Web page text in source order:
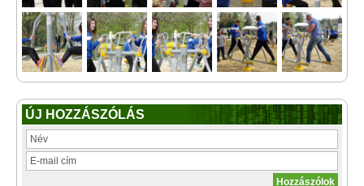
ÚJ HOZZÁSZÓLÁS